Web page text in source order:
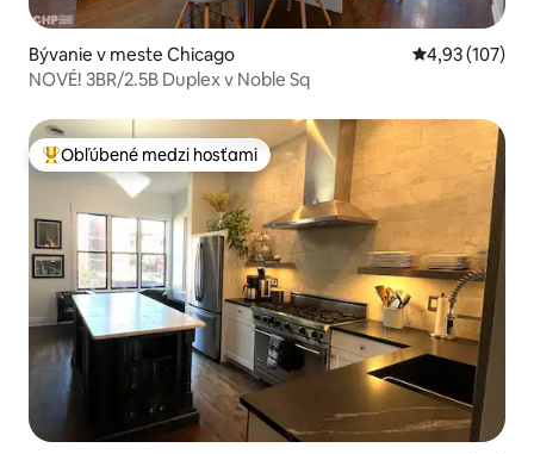
Bývanie v meste Chicago Priemerné
4,93 (107)
NOVÉ! 3BR/2.5B Duplex v Noble Sq
Najobľúbenejšie medzi hosťami
Obľúbené medzi hosťami